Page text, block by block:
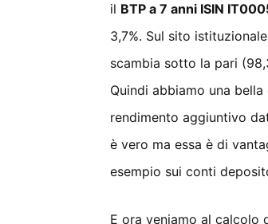
il BTP a 7 anni ISIN
3,7%. Sul sito
scambia sotto la pari
Quindi abbiamo una
rendimento aggiuntivo
è vero ma essa è di
esempio sui conti
E ora veniamo al calcolo